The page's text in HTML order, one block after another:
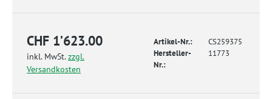
CHF 1’623.00
inkl. MwSt.zzgl.
Versandkosten
Artikel-Nr.:
CS259375
Hersteller-
Nr.:
11773